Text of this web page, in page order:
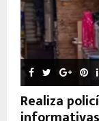
Realiza